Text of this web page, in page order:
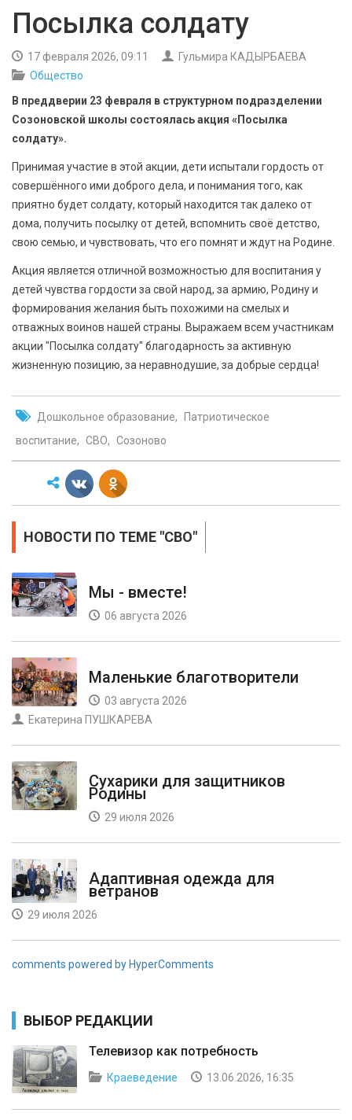
Посылка солдату
17 февраля 2026, 09:11
Гульмира КАДЫРБАЕВА
Общество
В преддверии 23 февраля в структурном подразделении
Созоновской школы состоялась акция «Посылка
солдату».
Принимая участие в этой акции, дети испытали гордость от
совершённого ими доброго дела, и понимания того, как
приятно будет солдату, который находится так далеко от
дома, получить посылку от детей, вспомнить своё детство,
свою семью, и чувствовать, что его помнят и ждут на Родине.
Акция является отличной возможностью для воспитания у
детей чувства гордости за свой народ, за армию, Родину и
формирования желания быть похожими на смелых и
отважных воинов нашей страны. Выражаем всем участникам
акции "Посылка солдату" благодарность за активную
жизненную позицию, за неравнодушие, за добрые сердца!
Дошкольное образование
Патриотическое
воспитание
СВО Созоново
НОВОСТИ ПО ТЕМЕ "СВО"
Мы - вместе!
06 августа 2026
Маленькие благотворители
03 августа 2026
Екатерина ПУШКАРЕВА
Сухарики для защитников
Родины
29 июля 2026
Адаптивная одежда для
ветранов
29 июля 2026
comments powered by HyperComments
ВЫБОР РЕДАКЦИИ
Телевизор как потребность
Краеведение 13.06.2026, 16:35